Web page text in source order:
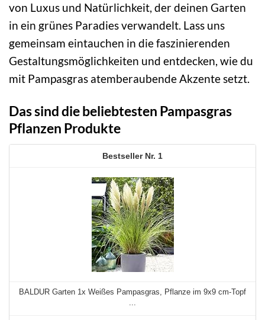
von Luxus und Natürlichkeit, der deinen Garten
in ein grünes Paradies verwandelt. Lass uns
gemeinsam eintauchen in die faszinierenden
Gestaltungsmöglichkeiten und entdecken, wie du
mit Pampasgras atemberaubende Akzente setzt.
Das sind die beliebtesten Pampasgras
Pflanzen Produkte
1
BALDUR Garten 1x Weißes Pampasgras, Pflanze im 9x9 cm-Topf